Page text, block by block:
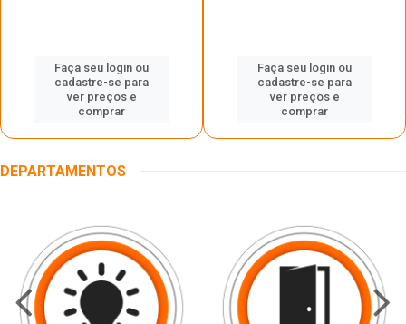
Faça seu login ou
cadastre-se para
ver preços e
comprar
Faça seu login ou
cadastre-se para
ver preços e
comprar
DEPARTAMENTOS